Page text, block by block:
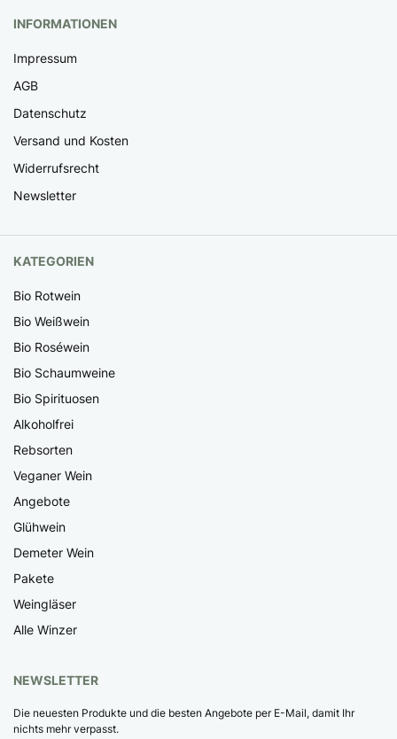
INFORMATIONEN
Impressum
AGB
Datenschutz
Versand und Kosten
Widerrufsrecht
Newsletter
KATEGORIEN
Bio Rotwein
Bio Weißwein
Bio Roséwein
Bio Schaumweine
Bio Spirituosen
Alkoholfrei
Rebsorten
Veganer Wein
Angebote
Glühwein
Demeter Wein
Pakete
Weingläser
Alle Winzer
NEWSLETTER
Die neuesten Produkte und die besten Angebote per E-Mail, damit Ihr
nichts mehr verpasst.